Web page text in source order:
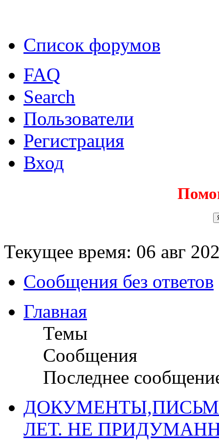
Список форумов
FAQ
Search
Пользователи
Регистрация
Вход
Текущее время: 06 авг
Сообщения без ответов
Главная
Темы
Сообщения
Последнее
ЛЕТ. НЕ